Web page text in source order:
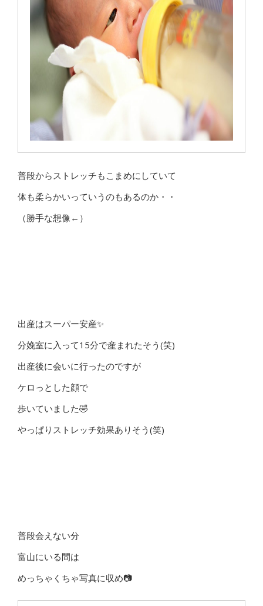
普段からストレッチもこまめにしていて
体も柔らかいっていうのもあるのか・・
（勝手な想像←）
出産はスーパー安産✨
分娩室に入って15分で産まれたそう(笑)
出産後に会いに行ったのですが
ケロっとした顔で
歩いていました🤣
やっぱりストレッチ効果ありそう(笑)
普段会えない分
富山にいる間は
めっちゃくちゃ写真に収め📷